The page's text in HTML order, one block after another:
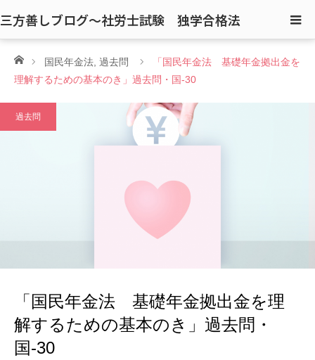
三方善しブログ〜社労士試験 独学合格法
ホーム国民年金法 過去問
「国民年金法 基礎年金拠出金を
理解するための基本のき」過去問・国-30
過去問
「国民年金法 基礎年金拠出金を理
解するための基本のき」過去問・
国-30